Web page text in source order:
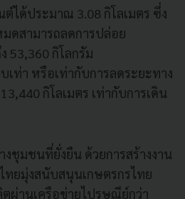
ได้ประมาณ 3.08 กิโลเมตร ซึ่ง
ดสามารถลดการปล่อย
53,360 กิโลกรัม
ท่า หรือเท่ากับการลดระยะทาง
กิโลเมตร เท่ากับการเดิน
งชุมชนที่ยั่งยืน ด้วยการสร้างงาน
ยมุ่งสนับสนุนเกษตรกรไทย
ผ่านเครือข่ายไปรษณีย์กว่า